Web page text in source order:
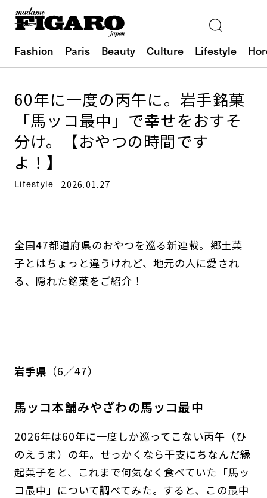
Fashion Paris Beauty Culture Lifestyle
60年に一度の丙午に。岩手銘菓
「馬ッコ最中」で幸せをおすそ
分け。【おやつの時間です
よ！】
Lifestyle 2026.01.27
全国47都道府県のおやつを巡る新連載。郷土菓
子とはちょっと違うけれど、地元の人に愛され
る、隠れた銘菓をご紹介！
岩手県 （6／47）
馬ッコ本舗みやざわの馬ッコ最中
2026年は60年に一度しか巡ってこない丙午（ひ
のえうま）の年。せっかくなら干支にちなんだ縁
起菓子をと、これまで何気なく食べていた「馬ッ
コ最中」について調べてみた。すると、この最中